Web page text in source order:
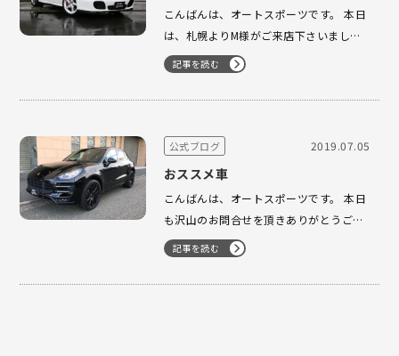
こんばんは、オートスポーツです。 本日
は、札幌よりM様がご来店下さいまし
た。 先日、ご注文を頂きました996・4S
をご覧になる為、横浜ファクトリーをご
案内させて頂きました。 遠いところあり
だけに喜んで頂きまして 良かったです。
記事を読む
公式ブログ 2019.07.05
おススメ車
こんばんは、オートスポーツです。 本日
も沢山のお問合せを頂きありがとうござ
いました。夏本番に向けて、お問合せが
増えております。 マカンターボ こちら
は、大き過ぎず乗りやすいサイズ感で 毎
記事を読む